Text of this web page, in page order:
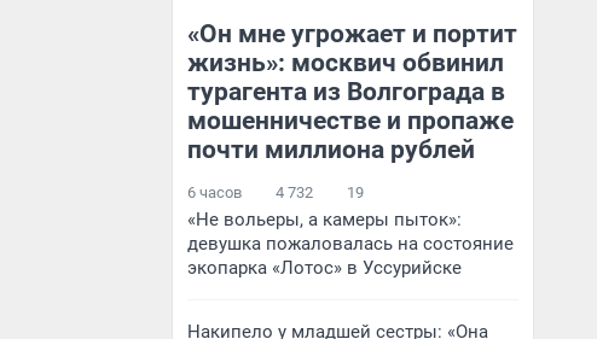
«Он мне угрожает и портит
жизнь»: москвич обвинил
турагента из Волгограда в
мошенничестве и пропаже
почти миллиона рублей
6 часов 4 732 19
«Не вольеры, а камеры пыток»:
девушка пожаловалась на состояние
экопарка «Лотос» в Уссурийске
Накипело у младшей сестры: «Она